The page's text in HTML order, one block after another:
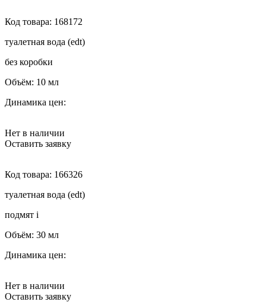
Код товара: 168172
туалетная вода (edt)
без коробки
Объём: 10 мл
Динамика цен:
Нет в наличии
Оставить заявку
Код товара: 166326
туалетная вода (edt)
подмят i
Объём: 30 мл
Динамика цен:
Нет в наличии
Оставить заявку